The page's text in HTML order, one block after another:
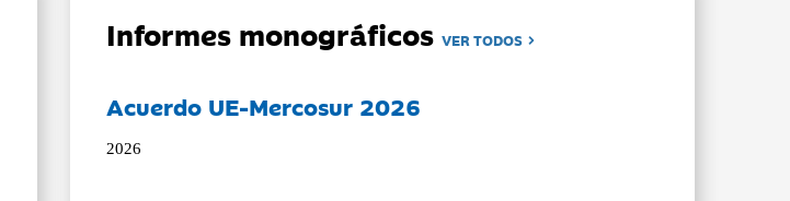
Informes monográficosVER TODOS
Acuerdo UE-Mercosur 2026
2026